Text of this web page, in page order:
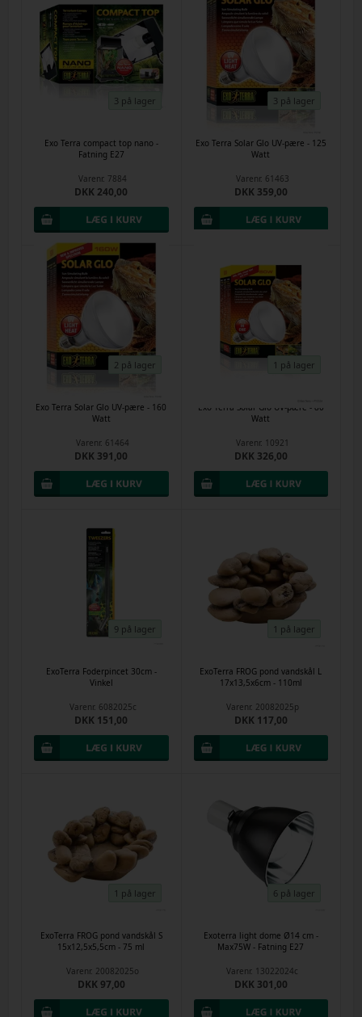
3 på lager
Exo Terra compact top nano -
Fatning E27
Varenr. 7884
DKK 240,00
3 på lager
Exo Terra Solar Glo UV-pære - 125
Watt
Varenr. 61463
DKK 359,00
2 på lager
Exo Terra Solar Glo UV-pære - 160
Watt
Varenr. 61464
DKK 391,00
1 på lager
Exo Terra Solar Glo UV-pære - 80
Watt
Varenr. 10921
DKK 326,00
9 på lager
ExoTerra Foderpincet 30cm -
Vinkel
Varenr. 6082025c
DKK 151,00
1 på lager
ExoTerra FROG pond vandskål L
17x13,5x6cm - 110ml
Varenr. 20082025p
DKK 117,00
1 på lager
ExoTerra FROG pond vandskål S
15x12,5x5,5cm - 75 ml
Varenr. 20082025o
DKK 97,00
6 på lager
Exoterra light dome Ø14 cm -
Max75W - Fatning E27
Varenr. 13022024c
DKK 301,00